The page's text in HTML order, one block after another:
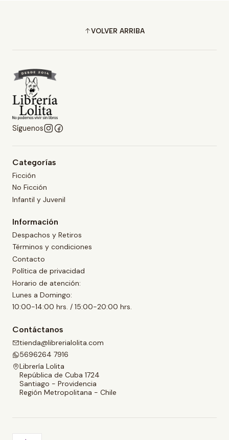
VOLVER ARRIBA
Síguenos
Categorías
Ficción
No Ficción
Infantil y Juvenil
Información
Despachos y Retiros
Términos y condiciones
Contacto
Política de privacidad
Horario de atención:
Lunes a Domingo:
10:00-14:00 hrs. / 15:00-20:00 hrs.
Contáctanos
tienda@librerialolita.com
5696264 7916
Librería Lolita
República de Cuba 1724
Santiago - Providencia
Región Metropolitana - Chile